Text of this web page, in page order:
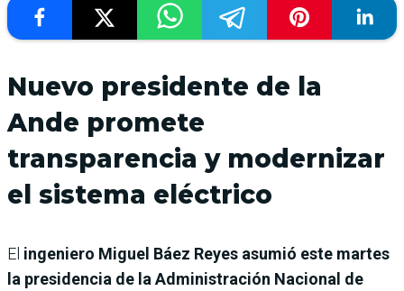
Nuevo presidente de la
Ande promete
transparencia y modernizar
el sistema eléctrico
El ingeniero Miguel Báez Reyes asumió este martes
la presidencia de la Administración Nacional de